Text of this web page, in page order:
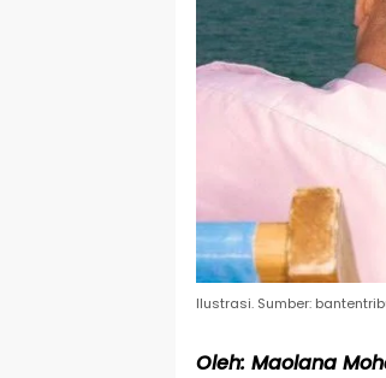
Ilustrasi. Sumber:
Oleh: Maolana